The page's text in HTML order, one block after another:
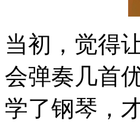
当初，觉得
会弹奏几首
学了钢琴，